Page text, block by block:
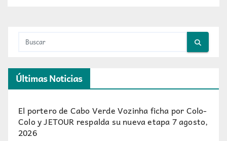
Últimas Noticias
El portero de Cabo Verde Vozinha ficha por Colo-
Colo y JETOUR respalda su nueva etapa7 agosto,
2026